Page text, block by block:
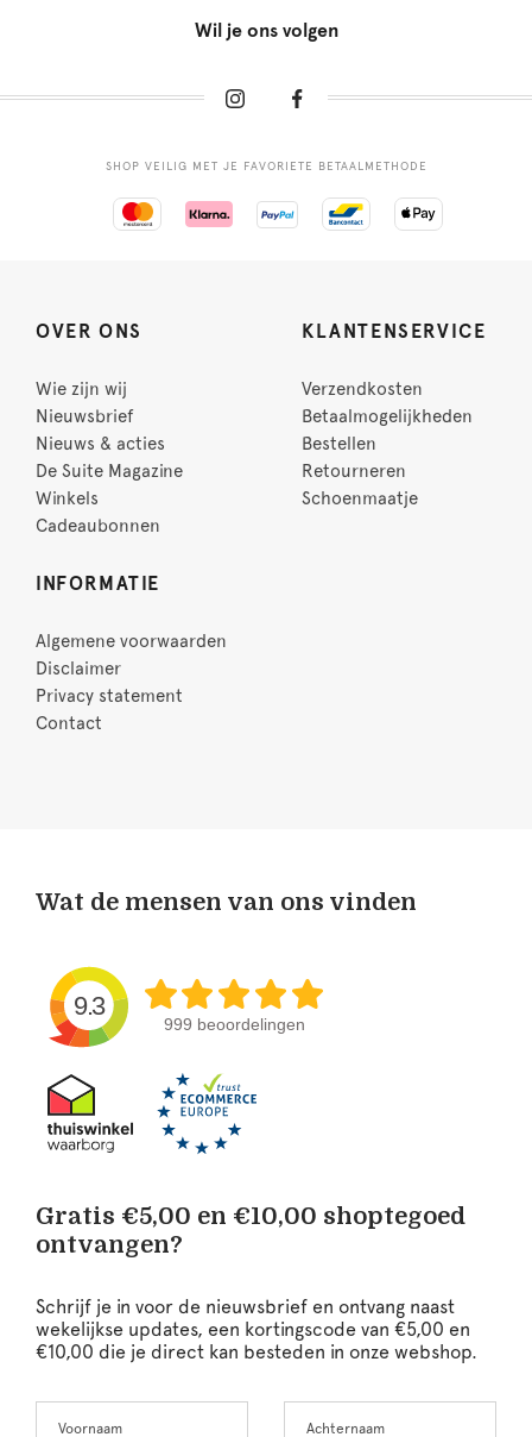
Wil je ons volgen
SHOP VEILIG MET JE FAVORIETE BETAALMETHODE
OVER ONS
Wie zijn wij
Nieuwsbrief
Nieuws & acties
De Suite Magazine
Winkels
Cadeaubonnen
KLANTENSERVICE
Verzendkosten
Betaalmogelijkheden
Bestellen
Retourneren
Schoenmaatje
INFORMATIE
Algemene voorwaarden
Disclaimer
Privacy statement
Contact
Wat de mensen van ons vinden
9.3
999 beoordelingen
Gratis €5,00 en €10,00 shoptegoed
ontvangen?
Schrijf je in voor de nieuwsbrief en ontvang naast
wekelijkse updates, een kortingscode van €5,00 en
€10,00 die je direct kan besteden in onze webshop.
this